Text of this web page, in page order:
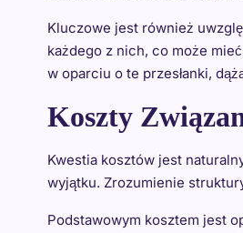
Kluczowe jest również
każdego z nich, co może
w oparciu o te przesłanki,
Koszty
Kwestia kosztów jest
wyjątku. Zrozumienie
Podstawowym kosztem jest